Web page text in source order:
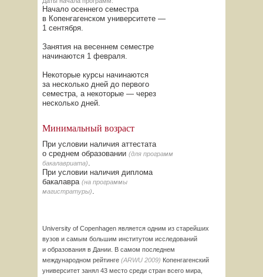
Начало осеннего семестра
в Копенгагенском университете —
1 сентября.
Занятия на весеннем семестре
начинаются 1 февраля.
Некоторые курсы начинаются
за несколько дней до первого
семестра, а некоторые — через
несколько дней.
Минимальный возраст
При условии наличия аттестата
о среднем образовании (для программ
бакалавриата).
При условии наличия диплома
бакалавра (на программы
магистратуры).
University of Copenhagen является одним из старейших
вузов и самым большим институтом исследований
и образования в Дании. В самом последнем
международном рейтинге (ARWU 2009) Копенгагенский
университет занял 43 место среди стран всего мира,